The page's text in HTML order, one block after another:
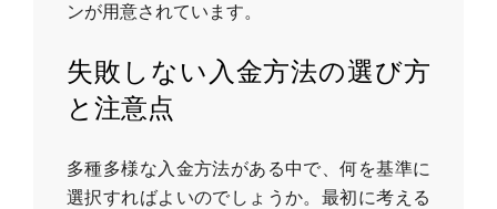
ンが用意されています。
失敗しない入金方法の選び方
と注意点
多種多様な入金方法がある中で、何を基準に
選択すればよいのでしょうか。最初に考える